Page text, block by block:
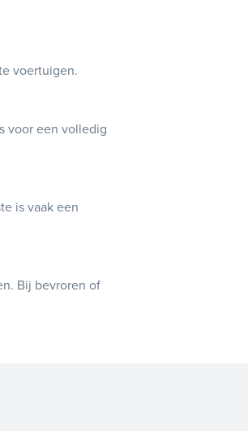
voertuigen.
voor een volledig
is vaak een
Bij bevroren of